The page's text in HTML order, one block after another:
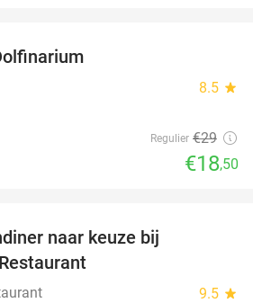
8.5 star
Regulier €29
€18,50
naar keuze bij
9.5 star